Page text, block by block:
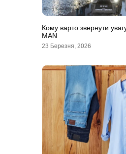
Кому варто звернути
MAN
23 Березня, 2026